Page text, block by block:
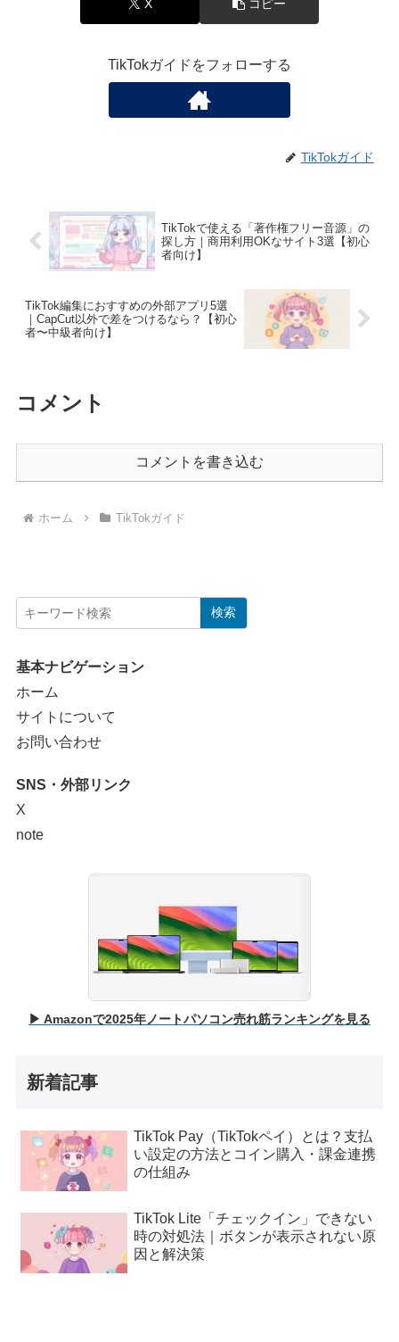
X コピー
TikTokガイドをフォローする
TikTokガイド
TikTokで使える「著作権フリー音源」の
探し方｜商用利用OKなサイト3選【初心
者向け】
TikTok編集におすすめの外部アプリ5選
｜CapCut以外で差をつけるなら？【初心
者〜中級者向け】
コメント
コメントを書き込む
ホーム TikTokガイド
検索
基本ナビゲーション
ホーム
サイトについて
お問い合わせ
SNS・外部リンク
X
note
▶ Amazonで2025年ノートパソコン売れ筋ランキングを見る
新着記事
TikTok Pay（TikTokペイ）とは？支払
い設定の方法とコイン購入・課金連携
の仕組み
TikTok Lite「チェックイン」できない
時の対処法｜ボタンが表示されない原
因と解決策